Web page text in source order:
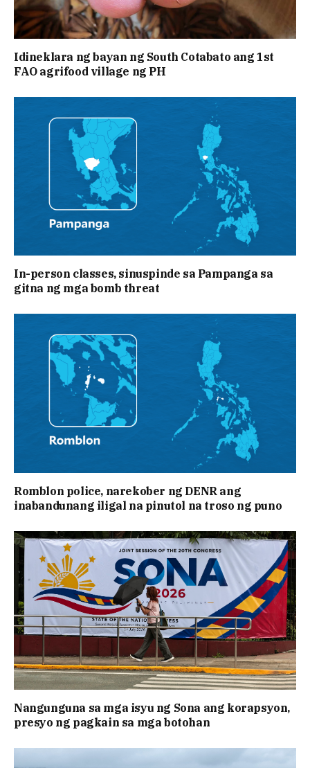
Idineklara ng bayan ng South Cotabato ang 1st
FAO agrifood village ng PH
In-person classes, sinuspinde sa Pampanga sa
gitna ng mga bomb threat
Romblon police, narekober ng DENR ang
inabandunang iligal na pinutol na troso ng puno
Nangunguna sa mga isyu ng Sona ang korapsyon,
presyo ng pagkain sa mga botohan